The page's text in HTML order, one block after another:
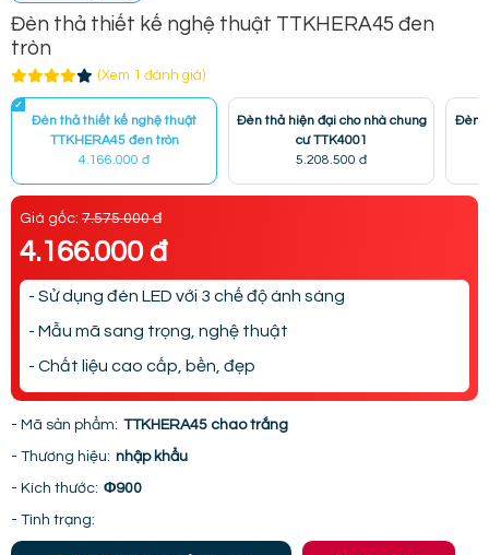
Đèn thả thiết kế nghệ thuật TTKHERA45 đen
tròn
(Xem 1 đánh giá)
Đèn thả thiết kế nghệ thuật
TTKHERA45 đen tròn
4.166.000 đ
Đèn thả hiện đại cho nhà chung
cư TTK4001
5.208.500 đ
Đèn
Giá gốc: 7.575.000 đ
4.166.000 đ
- Sử dụng đèn LED với 3 chế độ ánh sáng
- Mẫu mã sang trọng, nghệ thuật
- Chất liệu cao cấp, bền, đẹp
- Mã sản phẩm: TTKHERA45 chao trắng
- Thương hiệu: nhập khẩu
- Kích thước: Φ900
- Tình trạng: